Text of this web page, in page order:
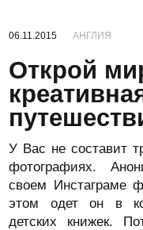
06.11.2015 АНГЛИЯ
Открой
У Вас не составит
фотографиях.
своем Инстаграме
этом одет он в
детских книжек.